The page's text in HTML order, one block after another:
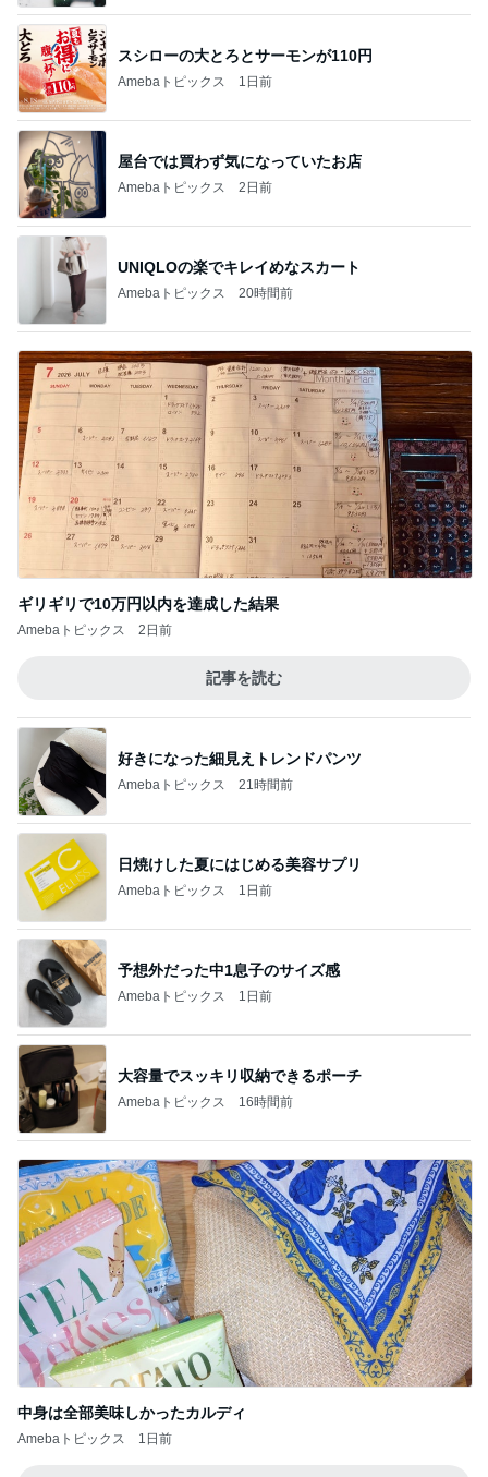
スシローの大とろとサーモンが110円
Amebaトピックス 1日前
屋台では買わず気になっていたお店
Amebaトピックス 2日前
UNIQLOの楽でキレイめなスカート
Amebaトピックス 20時間前
ギリギリで10万円以内を達成した結果
Amebaトピックス 2日前
記事を読む
好きになった細見えトレンドパンツ
Amebaトピックス 21時間前
日焼けした夏にはじめる美容サプリ
Amebaトピックス 1日前
予想外だった中1息子のサイズ感
Amebaトピックス 1日前
大容量でスッキリ収納できるポーチ
Amebaトピックス 16時間前
中身は全部美味しかったカルディ
Amebaトピックス 1日前